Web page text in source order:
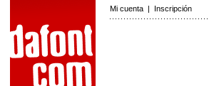
Mi cuenta | Inscripción